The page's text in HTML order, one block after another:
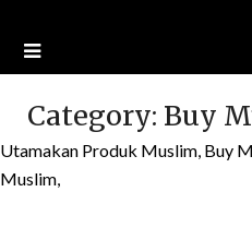
Category: Buy
Utamakan Produk Muslim, Buy
Muslim,